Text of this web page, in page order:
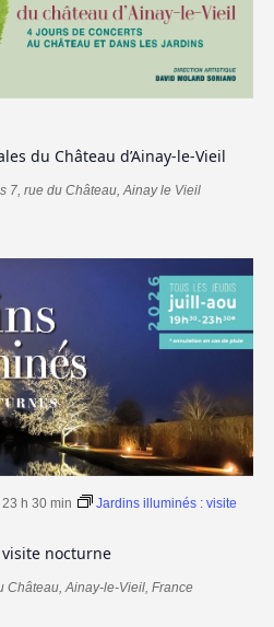
du Château d’Ainay-le-Vieil
7, rue du Château, Ainay le Vieil
nocturne
23 h 30 min
Jardins illuminés : visite
Château, Ainay-le-Vieil, France